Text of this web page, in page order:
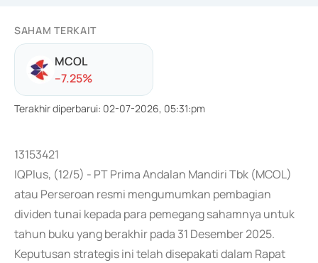
SAHAM TERKAIT
MCOL
--7.25%
Terakhir diperbarui: 02-07-2026, 05:31:pm
13153421
IQPlus, (12/5) - PT Prima Andalan Mandiri Tbk (MCOL)
atau Perseroan resmi mengumumkan pembagian
dividen tunai kepada para pemegang sahamnya untuk
tahun buku yang berakhir pada 31 Desember 2025.
Keputusan strategis ini telah disepakati dalam Rapat